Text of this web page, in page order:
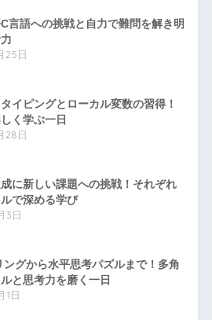
言語への挑戦と自力で難問を解き明
25日
イピングとローカル変数の習得！
く学ぶ一日
28日
に新しい課題への挑戦！それぞれ
で深める学び
3日
ングから水平思考パズルまで！多角
と思考力を磨く一日
1日